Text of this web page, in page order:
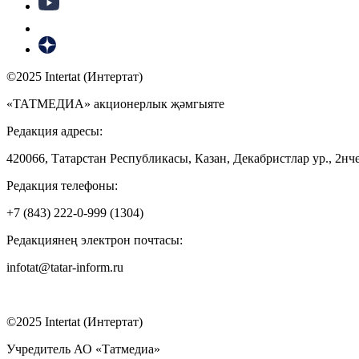
©2025 Intertat (Интертат)
«ТАТМЕДИА» акционерлык җәмгыяте
Редакция адресы:
420066, Татарстан Республикасы, Казан, Декабристлар ур.,
Редакция телефоны:
+7 (843) 222-0-999 (1304)
Редакциянең электрон почтасы:
infotat@tatar-inform.ru
©2025 Intertat (Интертат)
Учредитель АО «Татмедиа»